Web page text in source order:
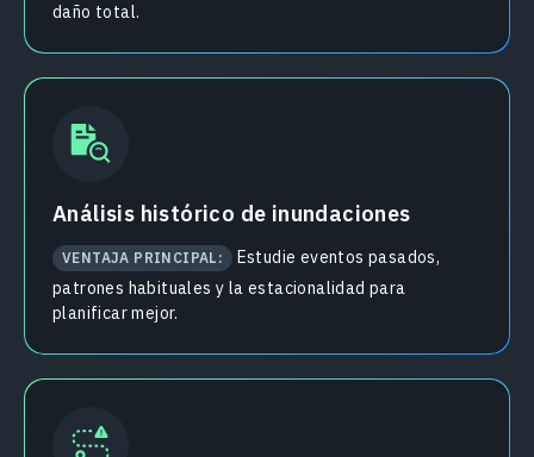
daño total.
Análisis histórico de inundaciones
VENTAJA PRINCIPAL:
Estudie eventos pasados,
patrones habituales y la estacionalidad para
planificar mejor.